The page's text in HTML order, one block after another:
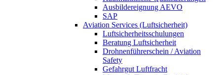
Ausbildereignung AEVO
SAP
Aviation Services (Luftsicherheit)
Luftsicherheitsschulungen
Beratung Luftsicherheit
Drohnenführerschein / Aviation
Safety
Gefahrgut Luftfracht